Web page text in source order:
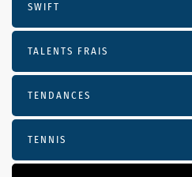
SWIFT
TALENTS FRAIS
TENDANCES
TENNIS